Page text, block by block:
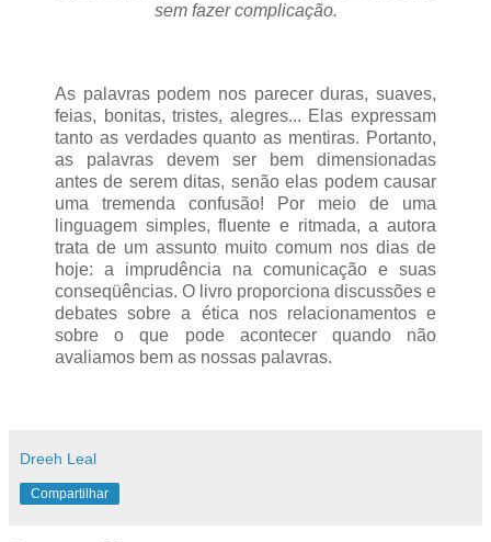
sem fazer complicação.
As palavras podem nos parecer duras, suaves,
feias, bonitas, tristes, alegres... Elas expressam
tanto as verdades quanto as mentiras. Portanto,
as palavras devem ser bem dimensionadas
antes de serem ditas, senão elas podem causar
uma tremenda confusão! Por meio de uma
linguagem simples, fluente e ritmada, a autora
trata de um assunto muito comum nos dias de
hoje: a imprudência na comunicação e suas
conseqüências. O livro proporciona discussões e
debates sobre a ética nos relacionamentos e
sobre o que pode acontecer quando não
avaliamos bem as nossas palavras.
Dreeh Leal
Compartilhar